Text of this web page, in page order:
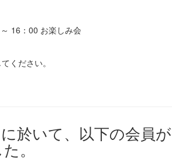
16：00 お楽しみ会
ください。
於いて、以下の会員が
。